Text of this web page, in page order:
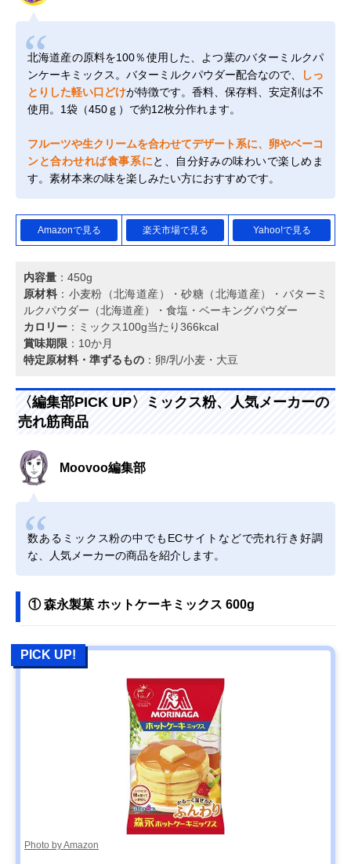
北海道産の原料を100％使用した、よつ葉のバターミルクパ
ンケーキミックス。バターミルクパウダー配合なので、
しっ
とりした軽い口どけが特徴です。香料、保存料、安定剤は不
使用。1袋（450ｇ）で約12枚分作れます。
フルーツや生クリームを合わせてデザート系に、卵やベーコ
ンと合わせれば食事系にと、自分好みの味わいで楽しめま
す。素材本来の味を楽しみたい方におすすめです。
Amazonで見る 楽天市場で見る Yahoo!で見る
内容量 ：450g
原材料 ：小麦粉（北海道産）・砂糖（北海道産）・バターミ
ルクパウダー（北海道産）・食塩・ベーキングパウダー
カロリー ：ミックス100g当たり366kcal
賞味期限 ：10か月
特定原材料・準ずるもの ：卵/乳/小麦・大豆
〈編集部PICK UP〉ミックス粉、人気メーカーの
売れ筋商品
Moovoo編集部
数あるミックス粉の中でもECサイトなどで売れ行き好調
な、人気メーカーの商品を紹介します。
① 森永製菓 ホットケーキミックス 600g
PICK UP!
Photo by Amazon